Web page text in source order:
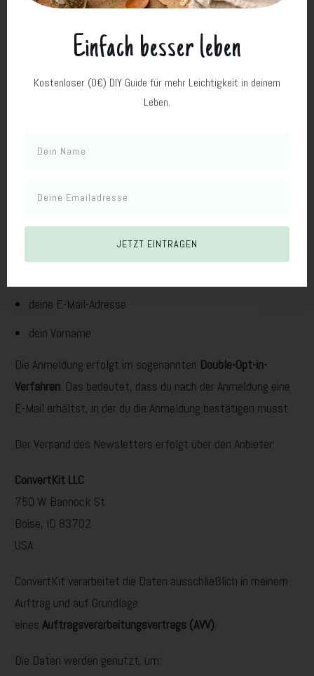
11. Änderungen dieser
Datenschutzerklärung
anzupassen, um sie an aktuelle rechtliche Anforderungen
Es gilt jeweils die aktuelle Version.
Wenn du dich auf Digidesignresort.de für den Newsletter
anmeldest, werden personenbezogene Daten verarbeitet.
Dazu gehören insbesondere:
deine E-Mail-Adresse
dein Vorname
Die Anmeldung erfolgt im sogenannten Double-Opt-in-
Verfahren . Das bedeutet, dass du nach der Anmeldung eine
E-Mail erhältst, in der du die Anmeldung bestätigen musst.
Der Versand des Newsletters erfolgt über den Anbieter:
ConvertKit LLC
750 W Bannock St
Boise, ID 83702
USA
ConvertKit verarbeitet die Daten ausschließlich in meinem
Auftrag und auf Grundlage
eines Auftragsverarbeitungsvertrags (AVV)
Die Daten werden genutzt, um:
Einfach besser leben
Kostenloser (0€) DIY Guide für mehr Leichtigkeit in deinem
Leben.
JETZT EINTRAGEN